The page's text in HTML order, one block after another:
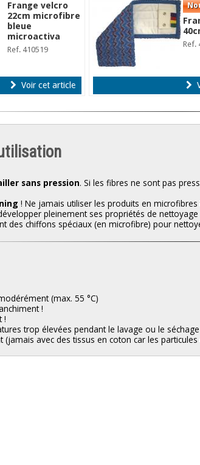
Frange velcro
22cm microfibre
bleue
microactiva
Ref. 410519
Voir cet article
Ref.
sans pression. Si les fibres ne sont pas
! Ne jamais utiliser les produits en
pleinement ses propriétés de nettoyage
des chiffons spéciaux (en microfibre) pour
(max. 55 °C)
!
!
trop élevées pendant le lavage ou le
(jamais avec des tissus en coton car les